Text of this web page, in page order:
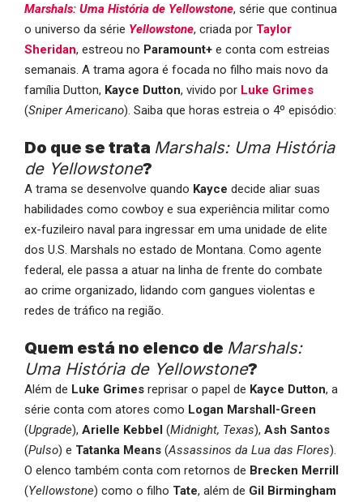
Marshals: Uma História de Yellowstone, série que continua
o universo da série Yellowstone, criada por Taylor
Sheridan, estreou no Paramount+ e conta com estreias
semanais. A trama agora é focada no filho mais novo da
família Dutton, Kayce Dutton, vivido por Luke Grimes
(Sniper Americano). Saiba que horas estreia o 4º episódio:
Do que se trata Marshals: Uma História
de Yellowstone?
A trama se desenvolve quando Kayce decide aliar suas
habilidades como cowboy e sua experiência militar como
ex-fuzileiro naval para ingressar em uma unidade de elite
dos U.S. Marshals no estado de Montana. Como agente
federal, ele passa a atuar na linha de frente do combate
ao crime organizado, lidando com gangues violentas e
redes de tráfico na região.
Quem está no elenco de Marshals:
Uma História de Yellowstone?
Além de Luke Grimes reprisar o papel de Kayce Dutton, a
série conta com atores como Logan Marshall-Green
(Upgrade), Arielle Kebbel (Midnight, Texas), Ash Santos
(Pulso) e Tatanka Means (Assassinos da Lua das Flores).
O elenco também conta com retornos de Brecken Merrill
(Yellowstone) como o filho Tate, além de Gil Birmingham